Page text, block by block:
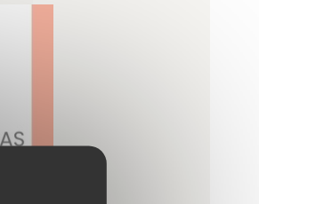
Annuaires